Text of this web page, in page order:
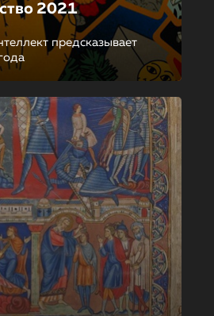
2021
предсказывает